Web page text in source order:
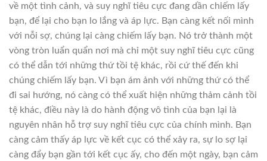
về một tình cảnh, và suy nghĩ tiêu cực đang dần chiếm lấy
bạn, để lại cho bạn lo lắng và áp lực. Bạn càng kết nối mình
với nỗi sợ, chúng lại càng chiếm lấy bạn. Nó trở thành một
vòng tròn luẩn quẩn nơi mà chỉ một suy nghĩ tiêu cực cũng
có thể dẫn tới những thứ tồi tệ khác, rồi cứ thế đến khi
chúng chiếm lấy bạn. Vì bạn ám ảnh với những thứ có thể
đi sai hướng, nó càng có thể xuất hiện những thảm cảnh tồi
tệ khác, điều này là do hành động vô tình của bạn lại là
nguyên nhân hỗ trợ suy nghĩ tiêu cực của chính mình. Bạn
càng cảm thấy áp lực về kết cục có thể xảy ra, sự lo sợ lại
càng đẩy bạn gần tới kết cục ấy, cho đến một ngày, bạn cảm